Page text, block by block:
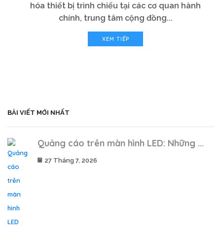
hóa thiết bị trình chiếu tại các cơ quan hành
chính, trung tâm cộng đồng...
XEM TIẾP
BÀI VIẾT MỚI NHẤT
Quảng cáo trên màn hình LED: Những ...
27 Tháng 7, 2026